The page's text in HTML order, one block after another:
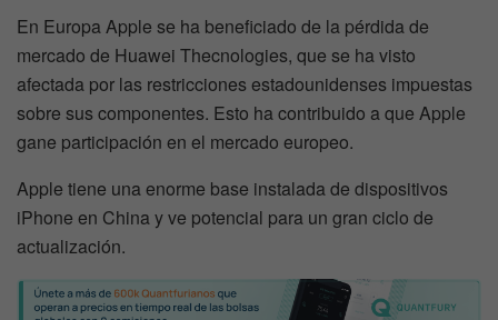
En Europa Apple se ha beneficiado de la pérdida de
mercado de Huawei Thecnologies, que se ha visto
afectada por las restricciones estadounidenses impuestas
sobre sus componentes. Esto ha contribuido a que Apple
gane participación en el mercado europeo.
Apple tiene una enorme base instalada de dispositivos
iPhone en China y ve potencial para un gran ciclo de
actualización.